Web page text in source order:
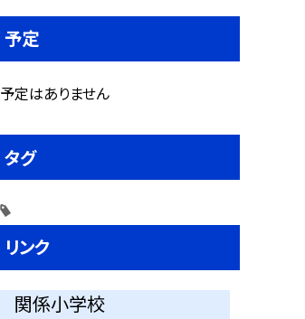
予定
予定はありません
タグ
リンク
関係小学校